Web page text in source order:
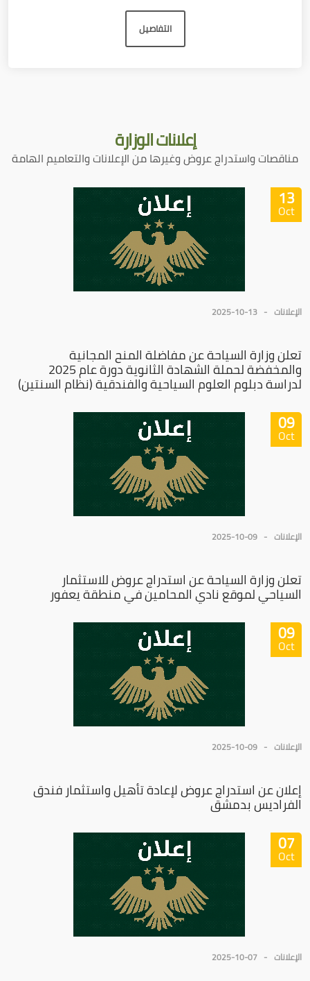
التفاصيل
إعلاناتالوزارة
مناقصات واستدراج عروض وغيرها من الإعلانات والتعاميم الهامة
13
Oct
الإعلانات 2025-10-13
تعلن وزارة السياحة عن مفاضلة المنح المجانية
والمخفضة لحملة الشهادة الثانوية دورة عام 2025
لدراسة دبلوم العلوم السياحية والفندقية (نظام السنتين)
09
Oct
الإعلانات 2025-10-09
تعلن وزارة السياحة عن استدراج عروض للاستثمار
السياحي لموقع نادي المحامين في منطقة يعفور
09
Oct
الإعلانات 2025-10-09
إعلان عن استدراج عروض لإعادة تأهيل واستثمار فندق
الفراديس بدمشق
07
Oct
الإعلانات 2025-10-07